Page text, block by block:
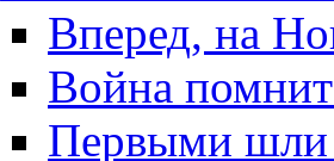
Вперед, на
Война
Первыми шли